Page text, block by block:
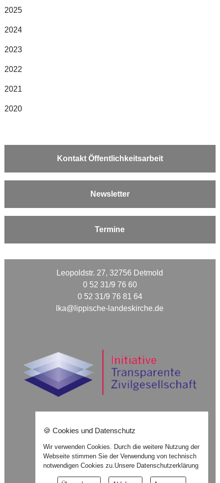
2025
2024
2023
2022
2021
2020
Kontakt Öffentlichkeitsarbeit
Newsletter
Termine
Leopoldstr. 27, 32756 Detmold
0 52 31/9 76 60
0 52 31/9 76 81 64
lka@lippische-landeskirche.de
Impressum
Datenschutzerklärung
🍪 Cookies und Datenschutz
Wir verwenden Cookies. Durch die weitere Nutzung der
Webseite stimmen Sie der Verwendung von technisch
notwendigen Cookies zu.Unsere Datenschutzerklärung